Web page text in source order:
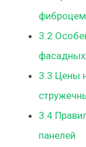
3.2
фасадных
3.3 Цены
3.4
панелей